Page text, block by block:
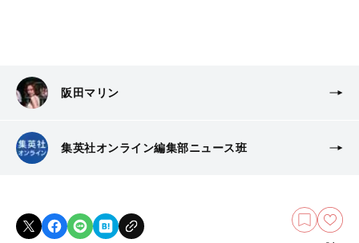
阪田マリン
集英社オンライン編集部ニュース班